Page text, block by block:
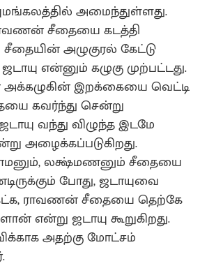
அமைந்துள்ளது.
சீதையை கடத்தி
அழுகுரல் கேட்டு
என்னும் கழுகு முற்பட்டது.
இறக்கையை வெட்டி
கவர்ந்து சென்று
வந்து விழுந்த இடமே
அழைக்கப்படுகிறது.
லக்ஷ்மணனும் சீதையை
போது, ஜடாயுவை
ராவணன் சீதையை தெற்கே
என்று ஜடாயு கூறுகிறது.
அதற்கு மோட்சம்